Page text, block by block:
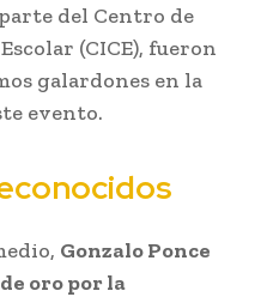
del Centro de
(CICE), fueron
galardones en la
evento.
Gonzalo Ponce
oro por la